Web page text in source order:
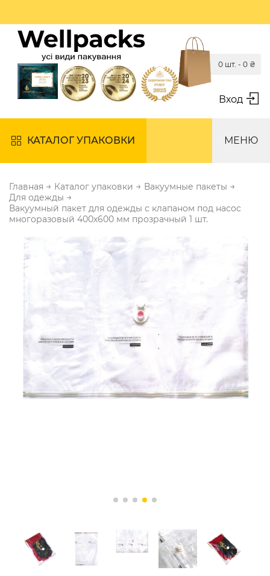
Вход
0 шт. - 0 ₴
КАТАЛОГ УПАКОВКИ МЕНЮ
Главная → Каталог упаковки → Вакуумные пакеты →
Для одежды →
Вакуумный пакет для одежды с клапаном под насос
многоразовый 400х600 мм прозрачный 1 шт.